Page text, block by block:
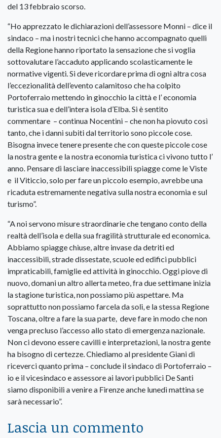
del 13 febbraio scorso.
“Ho apprezzato le dichiarazioni dell’assessore Monni – dice il
sindaco – ma i nostri tecnici che hanno accompagnato quelli
della Regione hanno riportato la sensazione che si voglia
sottovalutare l’accaduto applicando scolasticamente le
normative vigenti. Si deve ricordare prima di ogni altra cosa
l’eccezionalità dell’evento calamitoso che ha colpito
Portoferraio mettendo in ginocchio la città e l’ economia
turistica sua e dell’intera isola d’Elba. Si è sentito
commentare – continua Nocentini – che non ha piovuto così
tanto, che i danni subiti dal territorio sono piccole cose.
Bisogna invece tenere presente che con queste piccole cose
la nostra gente e la nostra economia turistica ci vivono tutto l’
anno. Pensare di lasciare inaccessibili spiagge come le Viste
e il Viticcio, solo per fare un piccolo esempio, avrebbe una
ricaduta estremamente negativa sulla nostra economia e sul
turismo”.
“A noi servono misure straordinarie che tengano conto della
realtà dell’isola e della sua fragilità strutturale ed economica.
Abbiamo spiagge chiuse, altre invase da detriti ed
inaccessibili, strade dissestate, scuole ed edifici pubblici
impraticabili, famiglie ed attività in ginocchio. Oggi piove di
nuovo, domani un altro allerta meteo, fra due settimane inizia
la stagione turistica, non possiamo più aspettare. Ma
soprattutto non possiamo farcela da soli, e la stessa Regione
Toscana, oltre a fare la sua parte, deve fare in modo che non
venga precluso l’accesso allo stato di emergenza nazionale.
Non ci devono essere cavilli e interpretazioni, la nostra gente
ha bisogno di certezze. Chiediamo al presidente Giani di
riceverci quanto prima – conclude il sindaco di Portoferraio –
io e il vicesindaco e assessore ai lavori pubblici De Santi
siamo disponibili a venire a Firenze anche lunedì mattina se
sarà necessario”.
Lascia un commento